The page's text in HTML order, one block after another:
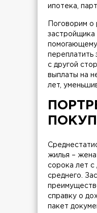
ипотека,
Поговорим о
застройщика
переплатить
с другой
выплаты на
лет,
жилья –
сорока лет
среднего.
справку о
пакет